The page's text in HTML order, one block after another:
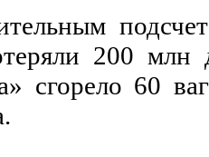
200 млн
сгорело 60